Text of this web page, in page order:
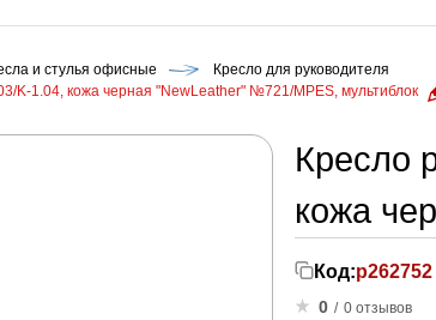
и стулья офисные
Кресло для руководителя
K-1.04, кожа черная "NewLeather" №721/MPES, мультиблок
Кресло
кожа
Код:р262752
0 / 0 отзывов